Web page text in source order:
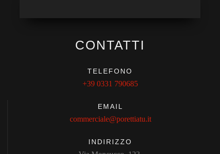
CONTATTI
TELEFONO
+39 0331 790685
EMAIL
commerciale@porettiatu.it
INDIRIZZO